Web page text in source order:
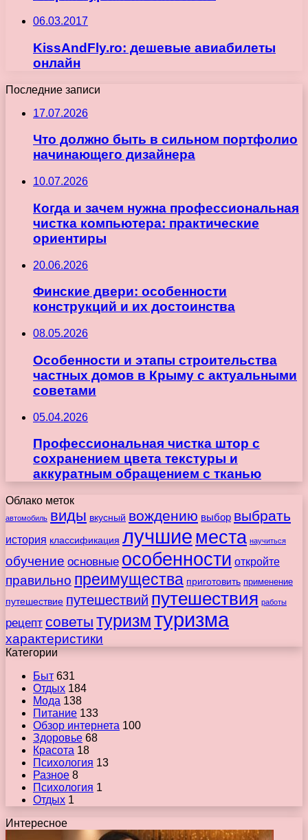
06.03.2017
KissAndFly.ro: дешевые авиабилеты
онлайн
Последние записи
17.07.2026
Что должно быть в сильном портфолио
начинающего дизайнера
10.07.2026
Когда и зачем нужна профессиональная
чистка компьютера: практические
ориентиры
20.06.2026
Финские двери: особенности
конструкций и их достоинства
08.05.2026
Особенности и этапы строительства
частных домов в Крыму с актуальными
советами
05.04.2026
Профессиональная чистка штор с
сохранением цвета текстуры и
аккуратным обращением с тканью
Облако меток
автомобиль виды вкусный вождению выбор выбрать
история классификация лучшиеместа научиться
обучение основные особенности откройте
правильно преимущества приготовить применение
путешествие путешествий путешествия работы
рецепт советы туризмтуризма
характеристики
Категории
Быт 631
Отдых 184
Мода 138
Питание 133
Обзор интернета 100
Здоровье 68
Красота 18
Психология 13
Разное 8
Психология 1
Отдых 1
Интересное